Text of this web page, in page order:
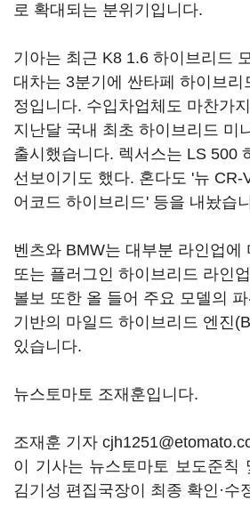
로 확대되는 분위기입니다.
기아는 최근 K8 1.6 하이브리드
대차는 3분기에 싼타페 하이브리
정입니다. 수입차업체도 마찬가
지난달 국내 최초 하이브리드 미
출시했습니다. 렉서스는 LS 500
선보이기도 했다. 혼다도 '뉴 CR-
어코드 하이브리드' 등을 내놨습
벤츠와 BMW는 대부분 라인업에
또는 플러그인 하이브리드 라인
볼보 또한 올 들어 주요 모델의
기반의 마일드 하이브리드 엔진
있습니다.
뉴스토마토 조재훈입니다.
조재훈 기자
이 기사는 뉴스토마토 보도준칙
김기성 편집국장이 최종 확인·수